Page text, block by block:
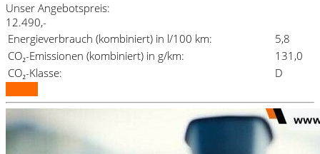
Unser Angebotspreis:
12.490,-
Energieverbrauch (kombiniert) in l/100 km:
5,8
CO₂-Emissionen (kombiniert) in g/km:
131,0
CO₂-Klasse:
D